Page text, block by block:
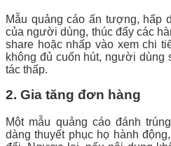
Mẫu quảng cáo ấn tượng, hấp
của người dùng, thúc đẩy các
share hoặc nhấp vào xem chi
không đủ cuốn hút, người
tác thấp.
2. Gia tăng đơn hàng
Một mẫu quảng cáo đánh
dàng thuyết phục họ hành